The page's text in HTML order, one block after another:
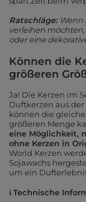
Ratschläge: Wenn
verleihen
oder eine
Können die
größeren
Ja! Die Kerzen im
Duftkerzen aus
können die
größeren Menge
eine Möglichkeit,
ohne Kerzen in
World Kerzen
Sojawachs
um ein
ℹ️ Technische